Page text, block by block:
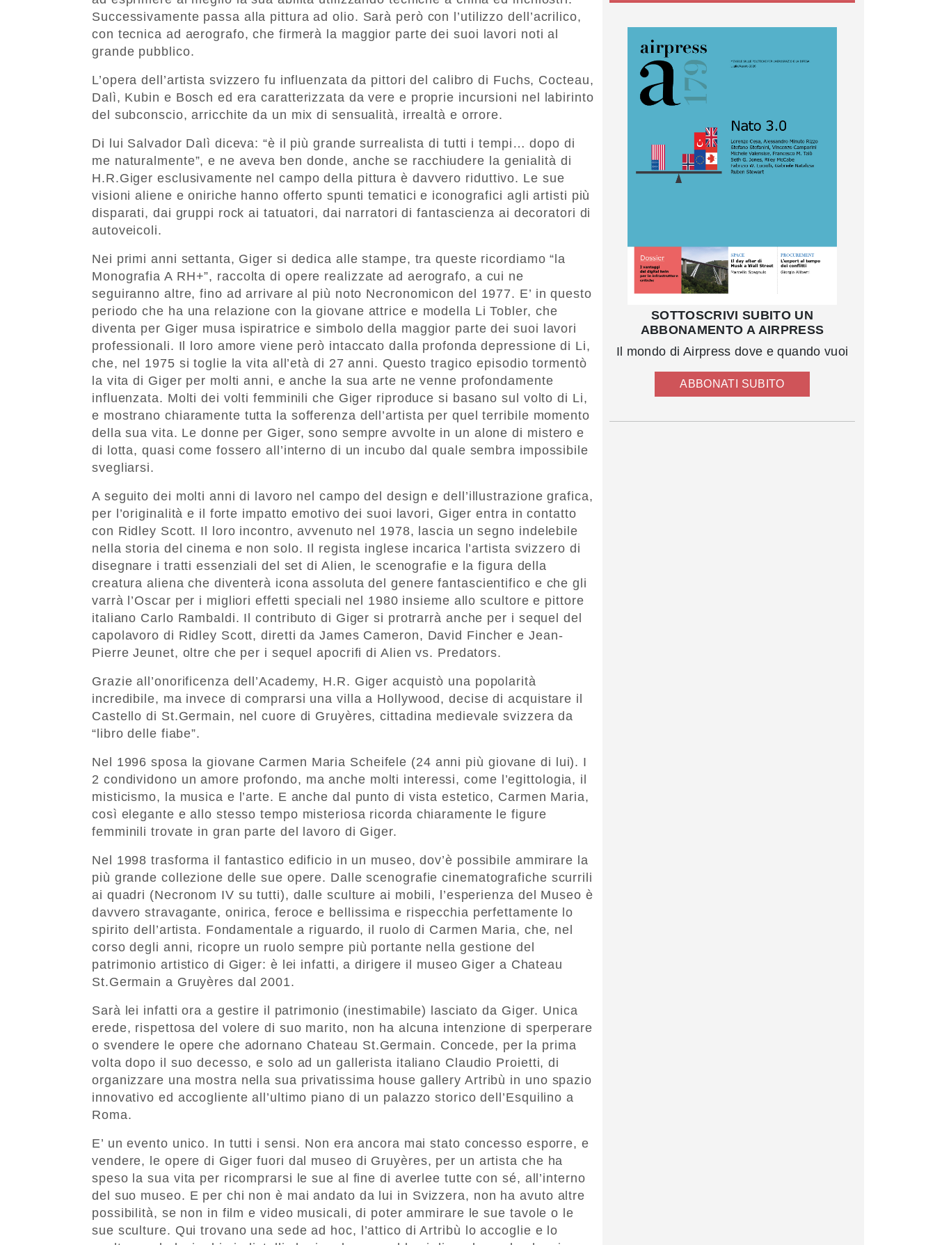
Successivamente passa alla pittura ad olio. Sarà però con l’utilizzo dell’acrilico,
con tecnica ad aerografo, che firmerà la maggior parte dei suoi lavori noti al
grande pubblico.
L’opera dell’artista svizzero fu influenzata da pittori del calibro di Fuchs, Cocteau,
Dalì, Kubin e Bosch ed era caratterizzata da vere e proprie incursioni nel labirinto
del subconscio, arricchite da un mix di sensualità, irrealtà e orrore.
Di lui Salvador Dalì diceva: “è il più grande surrealista di tutti i tempi… dopo di
me naturalmente”, e ne aveva ben donde, anche se racchiudere la genialità di
H.R.Giger esclusivamente nel campo della pittura è davvero riduttivo. Le sue
visioni aliene e oniriche hanno offerto spunti tematici e iconografici agli artisti più
disparati, dai gruppi rock ai tatuatori, dai narratori di fantascienza ai decoratori di
autoveicoli.
Nei primi anni settanta, Giger si dedica alle stampe, tra queste ricordiamo “la
Monografia A RH+”, raccolta di opere realizzate ad aerografo, a cui ne
seguiranno altre, fino ad arrivare al più noto Necronomicon del 1977. E’ in questo
periodo che ha una relazione con la giovane attrice e modella Li Tobler, che
diventa per Giger musa ispiratrice e simbolo della maggior parte dei suoi lavori
professionali. Il loro amore viene però intaccato dalla profonda depressione di Li,
che, nel 1975 si toglie la vita all’età di 27 anni. Questo tragico episodio tormentò
la vita di Giger per molti anni, e anche la sua arte ne venne profondamente
influenzata. Molti dei volti femminili che Giger riproduce si basano sul volto di Li,
e mostrano chiaramente tutta la sofferenza dell’artista per quel terribile momento
della sua vita. Le donne per Giger, sono sempre avvolte in un alone di mistero e
di lotta, quasi come fossero all’interno di un incubo dal quale sembra impossibile
svegliarsi.
A seguito dei molti anni di lavoro nel campo del design e dell’illustrazione grafica,
per l’originalità e il forte impatto emotivo dei suoi lavori, Giger entra in contatto
con Ridley Scott. Il loro incontro, avvenuto nel 1978, lascia un segno indelebile
nella storia del cinema e non solo. Il regista inglese incarica l’artista svizzero di
disegnare i tratti essenziali del set di Alien, le scenografie e la figura della
creatura aliena che diventerà icona assoluta del genere fantascientifico e che gli
varrà l’Oscar per i migliori effetti speciali nel 1980 insieme allo scultore e pittore
italiano Carlo Rambaldi. Il contributo di Giger si protrarrà anche per i sequel del
capolavoro di Ridley Scott, diretti da James Cameron, David Fincher e Jean-
Pierre Jeunet, oltre che per i sequel apocrifi di Alien vs. Predators.
Grazie all’onorificenza dell’Academy, H.R. Giger acquistò una popolarità
incredibile, ma invece di comprarsi una villa a Hollywood, decise di acquistare il
Castello di St.Germain, nel cuore di Gruyères, cittadina medievale svizzera da
“libro delle fiabe”.
Nel 1996 sposa la giovane Carmen Maria Scheifele (24 anni più giovane di lui). I
2 condividono un amore profondo, ma anche molti interessi, come l’egittologia, il
misticismo, la musica e l’arte. E anche dal punto di vista estetico, Carmen Maria,
così elegante e allo stesso tempo misteriosa ricorda chiaramente le figure
femminili trovate in gran parte del lavoro di Giger.
Nel 1998 trasforma il fantastico edificio in un museo, dov’è possibile ammirare la
più grande collezione delle sue opere. Dalle scenografie cinematografiche scurrili
ai quadri (Necronom IV su tutti), dalle sculture ai mobili, l’esperienza del Museo è
davvero stravagante, onirica, feroce e bellissima e rispecchia perfettamente lo
spirito dell’artista. Fondamentale a riguardo, il ruolo di Carmen Maria, che, nel
corso degli anni, ricopre un ruolo sempre più portante nella gestione del
patrimonio artistico di Giger: è lei infatti, a dirigere il museo Giger a Chateau
St.Germain a Gruyères dal 2001.
Sarà lei infatti ora a gestire il patrimonio (inestimabile) lasciato da Giger. Unica
erede, rispettosa del volere di suo marito, non ha alcuna intenzione di sperperare
o svendere le opere che adornano Chateau St.Germain. Concede, per la prima
volta dopo il suo decesso, e solo ad un gallerista italiano Claudio Proietti, di
organizzare una mostra nella sua privatissima house gallery Artribù in uno spazio
innovativo ed accogliente all’ultimo piano di un palazzo storico dell’Esquilino a
Roma.
E’ un evento unico. In tutti i sensi. Non era ancora mai stato concesso esporre, e
vendere, le opere di Giger fuori dal museo di Gruyères, per un artista che ha
speso la sua vita per ricomprarsi le sue al fine di averlee tutte con sé, all’interno
del suo museo. E per chi non è mai andato da lui in Svizzera, non ha avuto altre
possibilità, se non in film e video musicali, di poter ammirare le sue tavole o le
sue sculture. Qui trovano una sede ad hoc, l’attico di Artribù lo accoglie e lo
SOTTOSCRIVI SUBITO UN
ABBONAMENTO A AIRPRESS
Il mondo di Airpress dove e quando vuoi
ABBONATI SUBITO